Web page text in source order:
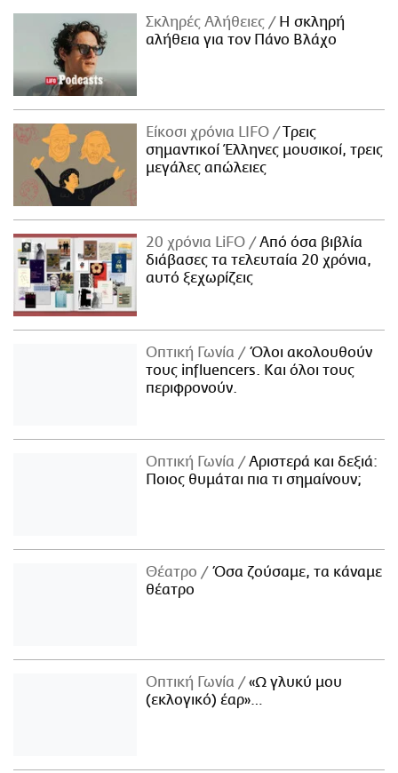
Σκληρές Αλήθειες
H σκληρή
αλήθεια για τον Πάνο Βλάχο
Είκοσι χρόνια LIFO
Tρεις
σημαντικοί Έλληνες μουσικοί, τρεις
μεγάλες απώλειες
20 χρόνια LiFO
Από όσα βιβλία
διάβασες τα τελευταία 20 χρόνια,
αυτό ξεχωρίζεις
Οπτική Γωνία
Όλοι ακολουθούν
τους influencers. Και όλοι τους
περιφρονούν.
Οπτική Γωνία
Αριστερά και δεξιά:
Ποιος θυμάται πια τι σημαίνουν;
Θέατρο
Όσα ζούσαμε, τα κάναμε
θέατρο
Οπτική Γωνία
«Ω γλυκύ μου
(εκλογικό) έαρ»…